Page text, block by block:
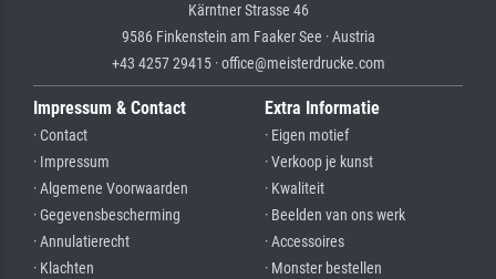
Kärntner Strasse 46
9586 Finkenstein am Faaker See · Austria
+43 4257 29415 · office@meisterdrucke.com
Impressum & Contact
· Contact
· Impressum
· Algemene Voorwaarden
· Gegevensbescherming
· Annulatierecht
· Klachten
Extra Informatie
· Eigen motief
· Verkoop je kunst
· Kwaliteit
· Beelden van ons werk
· Accessoires
· Monster bestellen